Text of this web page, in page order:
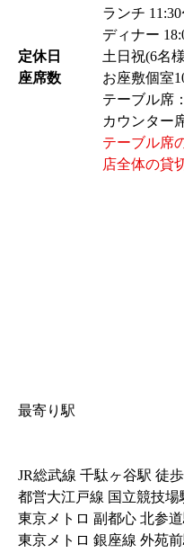
ランチ
ディナー
定休日
土日祝(6名
座席数
お座敷個室
テーブル席
カウンター
テーブル席
店全体の貸
最寄り駅
JR総武線 千駄ヶ谷駅 徒
都営大江戸線 国立競技
東京メトロ 副都心 北参
東京メトロ 銀座線 外苑